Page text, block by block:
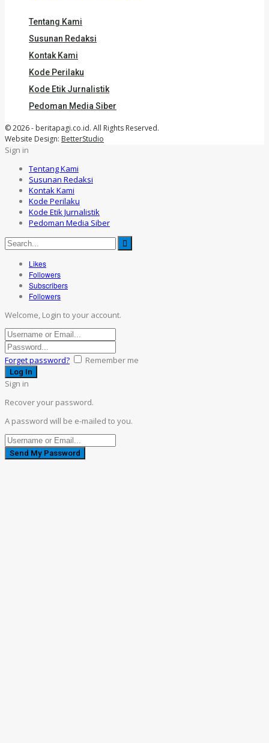
Tentang Kami
Susunan Redaksi
Kontak Kami
Kode Perilaku
Kode Etik Jurnalistik
Pedoman Media Siber
© 2026 - beritapagi.co.id. All Rights Reserved.
Website Design: BetterStudio
Sign in
Tentang Kami
Susunan Redaksi
Kontak Kami
Kode Perilaku
Kode Etik Jurnalistik
Pedoman Media Siber
Likes
Followers
Subscribers
Followers
Welcome, Login to your account.
Forget password? Remember me
Sign in
Recover your password.
A password will be e-mailed to you.